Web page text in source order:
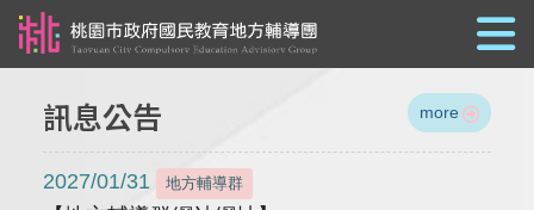
訊息公告 more
2027/01/31 地方輔導群